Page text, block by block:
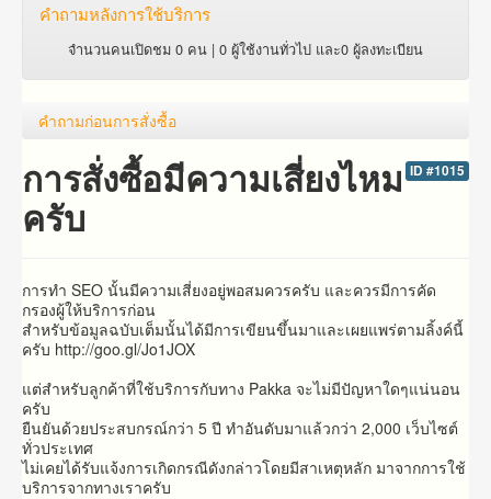
คำถามหลังการใช้บริการ
จำนวนคนเปิดชม 0 คน | 0 ผู้ใช้งานทั่วไป และ0 ผู้ลงทะเบียน
คำถาม​ก่อน​การ​สั่งซื้อ​
ID #1015
การสั่งซื้อมีความเสี่ยงไหม
ครับ
การทำ SEO นั้นมีความเสี่ยงอยู่พอสมควรครับ และควรมีการคัด
กรองผู้ให้บริการก่อน
สำหรับข้อมูลฉบับเต็มนั้นได้มีการเขียนขึ้นมาและเผยแพร่ตามลิ้งค์นี้
ครับ http://goo.gl/Jo1JOX
แต่สำหรับลูกค้าที่ใช้บริการกับทาง Pakka จะไม่มีปัญหาใดๆแน่นอน
ครับ
ยืนยันด้วยประสบกรณ์กว่า 5 ปี ทำอันดับมาแล้วกว่า 2,000 เว็บไซต์
ทั่วประเทศ
ไม่เคยได้รับแจ้งการเกิดกรณีดังกล่าวโดยมีสาเหตุหลัก มาจากการใช้
บริการจากทางเราครับ